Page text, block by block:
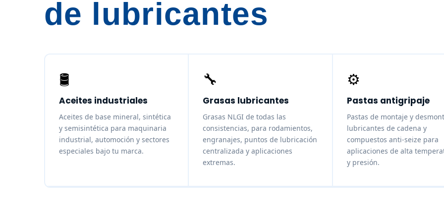
de lubricantes
🛢️
Aceites industriales
Aceites de base mineral, sintética
y semisintética para maquinaria
industrial, automoción y sectores
especiales bajo tu marca.
🔧
Grasas lubricantes
Grasas NLGI de todas las
consistencias, para rodamientos,
engranajes, puntos de lubricación
centralizada y aplicaciones
extremas.
⚙️
Pastas antigripaje
Pastas de montaje y
lubricantes de cadena y
compuestos anti-seize para
aplicaciones de alta
y presión.